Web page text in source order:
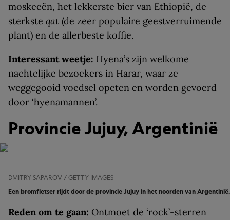
moskeeën, het lekkerste bier van Ethiopië, de
sterkste qat (de zeer populaire geestverruimende
plant) en de allerbeste koffie.
Interessant weetje: Hyena’s zijn welkome
nachtelijke bezoekers in Harar, waar ze
weggegooid voedsel opeten en worden gevoerd
door ‘hyenamannen’.
Provincie Jujuy, Argentinië
DMITRY SAPAROV / GETTY IMAGES
Een bromfietser rijdt door de provincie Jujuy in het noorden van Argentinië.
Reden om te gaan: Ontmoet de ‘rock’-sterren